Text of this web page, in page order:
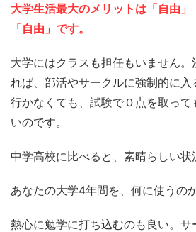
大学生活最大のメリットは「自由
「自由」です。
大学にはクラスも担任もいません
れば、部活やサークルに強制的に
行かなくても、試験で０点を取っ
いのです。
中学高校に比べると、素晴らしい状
あなたの大学4年間を、何に使うの
熱心に勉学に打ち込むのも良い。